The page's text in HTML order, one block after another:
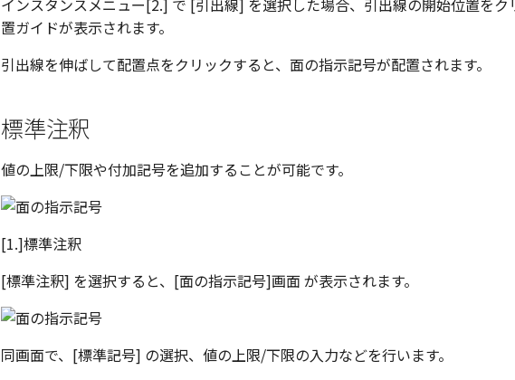
インスタンスメニュー[2.] で [引出線] を選択した場合、引出線の開始位置をク
置ガイドが表示されます。
引出線を伸ばして配置点をクリックすると、面の指示記号が配置されます。
標準注釈
値の上限/下限や付加記号を追加することが可能です。
[1.]標準注釈
[標準注釈] を選択すると、[面の指示記号]画面 が表示されます。
同画面で、[標準記号] の選択、値の上限/下限の入力などを行います。